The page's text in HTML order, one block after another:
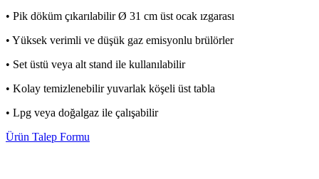
• Pik döküm çıkarılabilir Ø 31 cm üst ocak ızgarası
• Yüksek verimli ve düşük gaz emisyonlu brülörler
• Set üstü veya alt stand ile kullanılabilir
• Kolay temizlenebilir yuvarlak köşeli üst tabla
• Lpg veya doğalgaz ile çalışabilir
Ürün Talep Formu